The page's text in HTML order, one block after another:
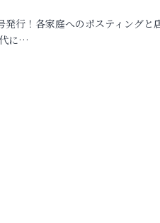
発行！各家庭へのポスティングと
に…